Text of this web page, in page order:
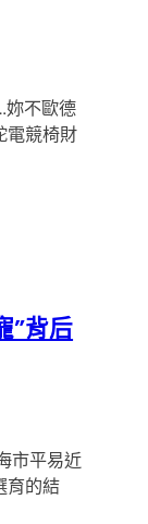
妳不歐德
電競椅財
”背后
市平易近
育的結